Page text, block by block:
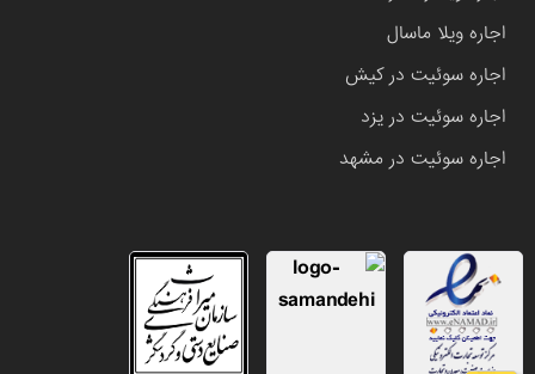
اجاره ویلا ماسال
اجاره سوئیت در کیش
اجاره سوئیت در یزد
اجاره سوئیت در مشهد